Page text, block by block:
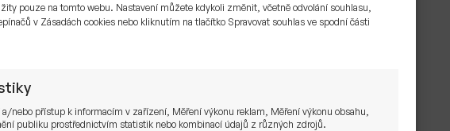
pouze na tomto webu. Nastavení můžete kdykoli změnit, včetně odvolání souhlasu,
v Zásadách cookies nebo kliknutím na tlačítko Spravovat souhlas ve spodní části
a/nebo přístup k informacím v zařízení, Měření výkonu reklam, Měření výkonu obsahu,
publiku prostřednictvím statistik nebo kombinací údajů z různých zdrojů.